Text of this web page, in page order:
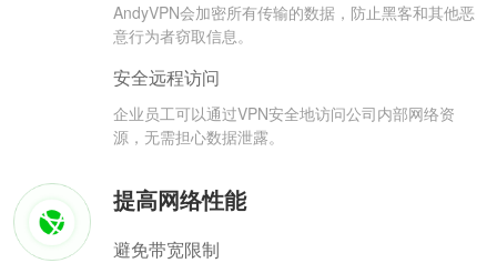
AndyVPN会加密所有传输的数据，防止黑客和其他恶
意行为者窃取信息。
安全远程访问
企业员工可以通过VPN安全地访问公司内部网络资
源，无需担心数据泄露。
提高网络性能
避免带宽限制